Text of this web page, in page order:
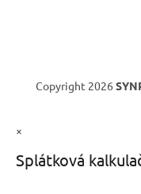
Copyright 2026
×
Splátková